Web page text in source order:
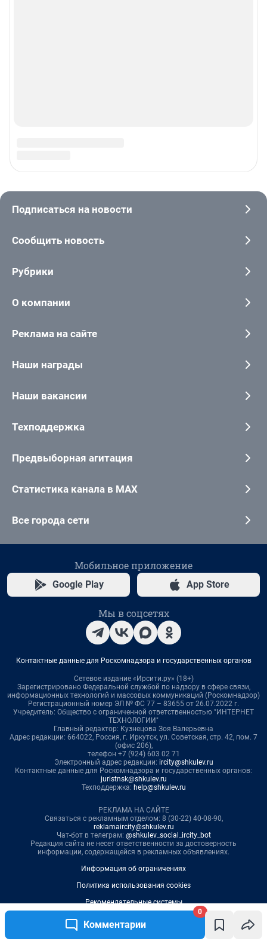
Комментарии
0